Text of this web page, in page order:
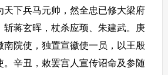
天下兵马元帅，然全忠已修大梁府
斩蒋玄晖，杖杀应顼、朱建武。庚
南院使，独置宣徽使一员，以王殷
。辛丑，敕罢宫人宣传诏命及参随